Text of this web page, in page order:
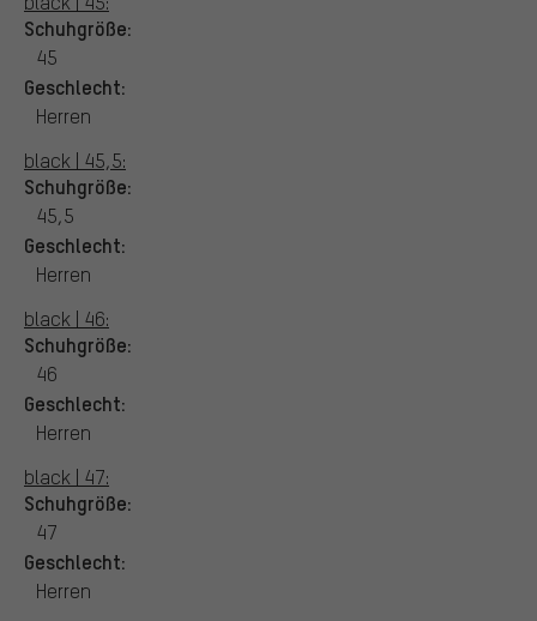
Schuhgröße:
45
Geschlecht:
Herren
black | 45,5:
Schuhgröße:
45,5
Geschlecht:
Herren
black | 46:
Schuhgröße:
46
Geschlecht:
Herren
black | 47:
Schuhgröße:
47
Geschlecht:
Herren